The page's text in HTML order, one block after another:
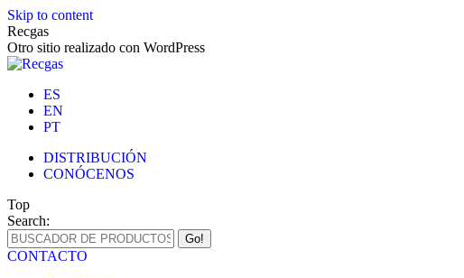
Skip to content
Recgas
Otro sitio realizado con WordPress
ES
EN
PT
DISTRIBUCIÓN
CONÓCENOS
Top
Search:
CONTACTO